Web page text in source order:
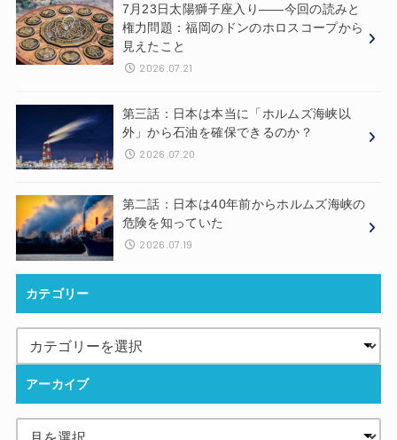
7月23日太陽獅子座入り——今回の読みと
権力問題：福岡のドンのホロスコープから
見えたこと
2026.07.21
第三話：日本は本当に「ホルムズ海峡以
外」から石油を確保できるのか？
2026.07.20
第二話：日本は40年前からホルムズ海峡の
危険を知っていた
2026.07.19
カテゴリー
アーカイブ